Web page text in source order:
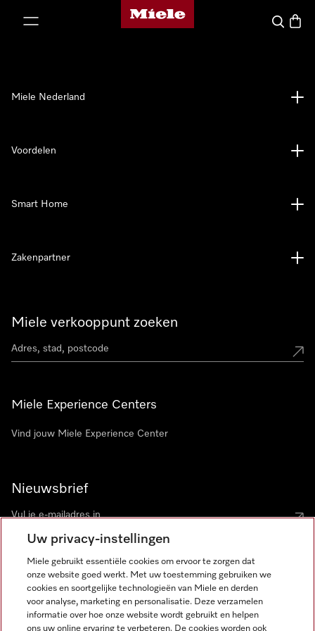
Homepage van Miele
Wat zoek
Miele verkooppunt zoeken
Miele Experience Centers
Vind jouw Miele Experience Center
Nieuwsbrief
Miele Nederland
Voordelen
Smart Home
Zakenpartner
Miele op Instagram
Miele op Facebook
Miele op Youtube
Uw privacy-instellingen
Miele gebruikt essentiële cookies om ervoor te zorgen dat
onze website goed werkt. Met uw toestemming gebruiken we
cookies en soortgelijke technologieën van Miele en derden
voor analyse, marketing en personalisatie. Deze verzamelen
informatie over hoe onze website wordt gebruikt en helpen
ons uw online ervaring te verbeteren. De cookies worden ook